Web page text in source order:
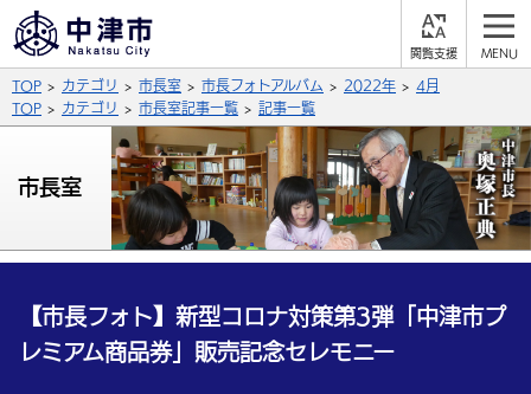
支
ふりがなをつける
背景色
青 白
文字の大きさ
拡大 標準 縮小
公式SNS
X (Twitter) YouTube
サイト内検索
総合メニュー
くらしの情報
TOP カテゴリ 市長室 市長フォトアルバム 2022年
4月
TOP
カテゴリ 市長室記事一覧 記事一覧
市長室
【市長フォト】新型コロナ対策第3弾「中津市プ
レミアム商品券」販売記念セレモニー